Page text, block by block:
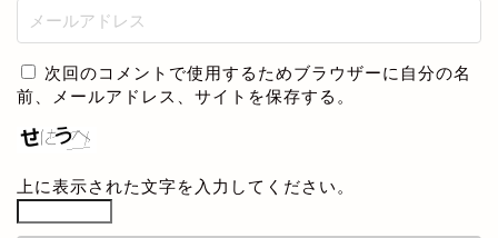
次回のコメントで使用するためブラウザーに自分の名
前、メールアドレス、サイトを保存する。
上に表示された文字を入力してください。